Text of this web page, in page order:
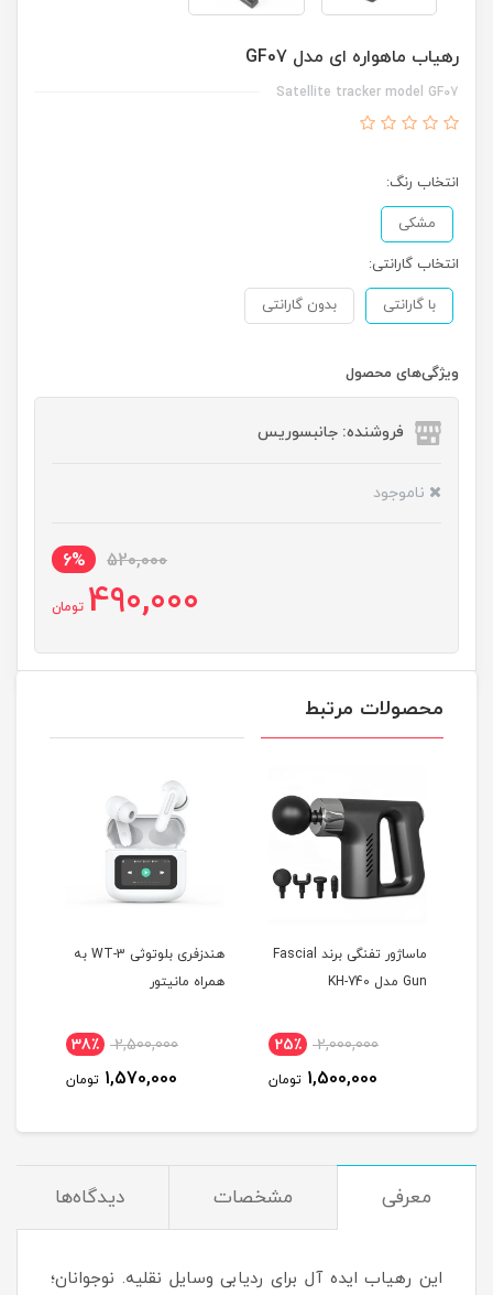
رهیاب ماهواره ای مدل GF07
Satellite tracker model GF07
انتخاب رنگ:
مشکی
انتخاب گارانتی:
با گارانتی بدون گارانتی
ویژگی‌های محصول
فروشنده: جانبسوریس
ناموجود
520,000
6%
490,000 تومان
محصولات مرتبط
ماساژور تفنگی برند Fascial
Gun مدل KH-740
2,000,000 25٪
1,500,000 تومان
هندزفری بلوتوثی WT-3 به
همراه مانیتور
2,500,000 38٪
1,570,000 تومان
معرفی مشخصات دیدگاه‌ها
این رهیاب ایده آل برای ردیابی وسایل نقلیه. نوجوانان؛